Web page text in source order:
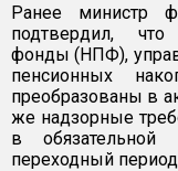
Ранее министр
подтвердил, что
фонды (НПФ),
пенсионных
преобразованы в
же надзорные
в
переходный